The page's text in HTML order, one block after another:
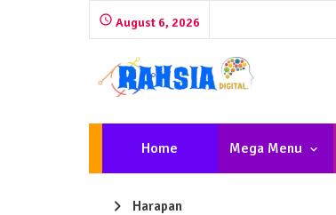
August 6, 2026
Home Mega Menu
Harapan